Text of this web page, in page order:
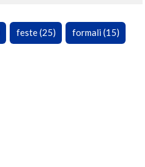
feste (25) formali (15)